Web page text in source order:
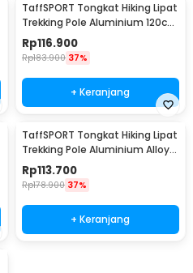
TaffSPORT Tongkat Hiking Lipat
Trekking Pole Aluminium 120cm
- 7075
Rp116.900
Rp183.900 37%
+ Keranjang
TaffSPORT Tongkat Hiking Lipat
Trekking Pole Aluminium Alloy
120cm - 7075
Rp113.700
Rp178.900 37%
+ Keranjang